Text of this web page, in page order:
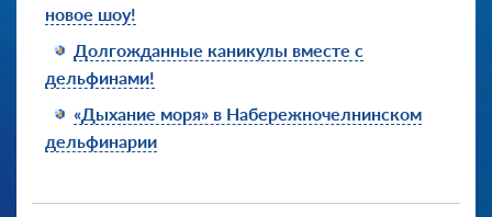
новое шоу!
Долгожданные каникулы вместе с
дельфинами!
«Дыхание моря» в Набережночелнинском
дельфинарии